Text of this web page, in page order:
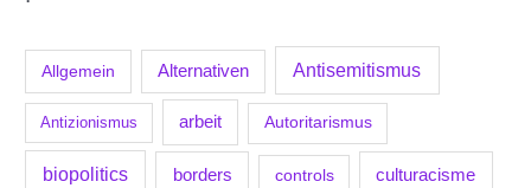
Allgemein Alternativen Antisemitismus
Antizionismus arbeit Autoritarismus
biopolitics borders controls culturacisme